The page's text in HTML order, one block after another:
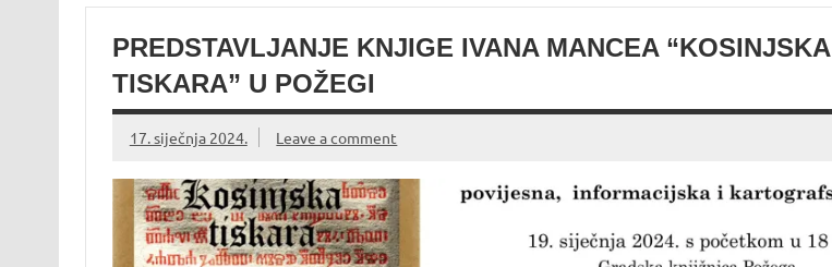
PREDSTAVLJANJE KNJIGE IVANA MANCEA “KOSINJSKA
TISKARA” U POŽEGI
17. siječnja 2024. Leave a comment